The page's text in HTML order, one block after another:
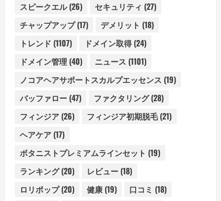
スピークエル(26) セキュリティ (27)
チャップアップ(17) デメリット (18)
トレンド (1107) ドメイン取得(24)
ドメイン管理 (40) ニュース (1101)
ノコアヘアサポートスカルプエッセンス (19)
バッファロー (47) ファクタリング(28)
フィンジア (26) フィンジア初期脱毛(21)
ヘアケア (17)
ボタニストプレミアムラインセット (19)
ランキング(20) レビュー (18)
ロリポップ(20) 健康 (19) 口コミ (18)